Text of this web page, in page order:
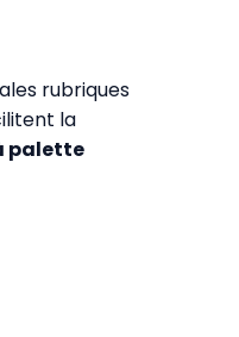
rubriques
la
palette